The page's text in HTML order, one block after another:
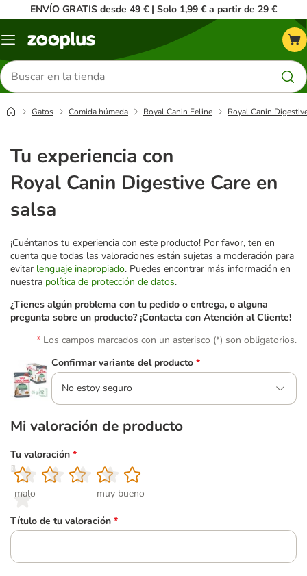
ENVÍO GRATIS desde 49 € | Solo 1,99 € a partir de 29 €
Menú
Buscar
productos
Gatos Comida húmeda Royal Canin Feline Royal Canin
Tu experiencia con
Royal Canin Digestive Care en
salsa
¡Cuéntanos tu experiencia con este producto! Por favor, ten en
cuenta que todas las valoraciones están sujetas a moderación para
evitar lenguaje inapropiado. Puedes encontrar más información en
nuestra política de protección de datos.
¿Tienes algún problema con tu pedido o entrega, o alguna
pregunta sobre un producto? ¡Contacta con Atención al Cliente!
Los campos marcados con un asterisco (*) son obligatorios.
Confirmar variante del producto *
No estoy seguro
Mi valoración de producto
Tu valoración *
1
malo
2
3
4
5
muy bueno
Título de tu valoración *